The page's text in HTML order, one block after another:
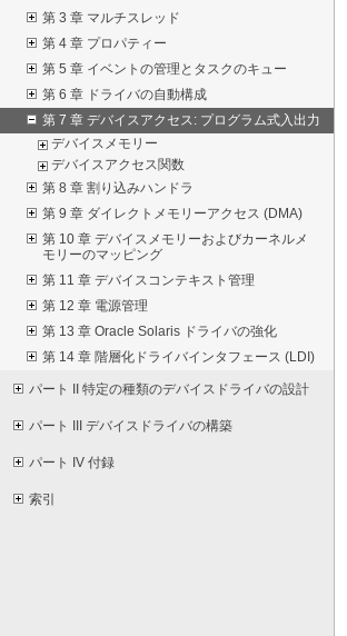
第 3 章 マルチスレッド
第 4 章 プロパティー
第 5 章 イベントの管理とタスクのキュー
第 6 章 ドライバの自動構成
第 7 章 デバイスアクセス: プログラム式入出力
デバイスメモリー
デバイスアクセス関数
第 8 章 割り込みハンドラ
第 9 章 ダイレクトメモリーアクセス (DMA)
第 10 章 デバイスメモリーおよびカーネルメ
モリーのマッピング
第 11 章 デバイスコンテキスト管理
第 12 章 電源管理
第 13 章 Oracle Solaris ドライバの強化
第 14 章 階層化ドライバインタフェース (LDI)
パート II 特定の種類のデバイスドライバの設計
パート III デバイスドライバの構築
パート IV 付録
索引